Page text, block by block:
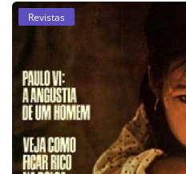
Revistas